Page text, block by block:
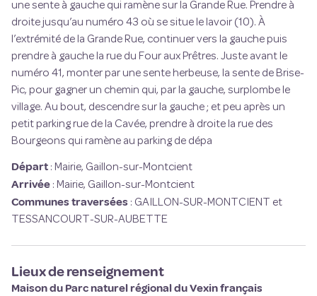
une sente à gauche qui ramène sur la Grande Rue. Prendre à
droite jusqu’au numéro 43 où se situe le lavoir (10). À
l’extrémité de la Grande Rue, continuer vers la gauche puis
prendre à gauche la rue du Four aux Prêtres. Juste avant le
numéro 41, monter par une sente herbeuse, la sente de Brise-
Pic, pour gagner un chemin qui, par la gauche, surplombe le
village. Au bout, descendre sur la gauche ; et peu après un
petit parking rue de la Cavée, prendre à droite la rue des
Bourgeons qui ramène au parking de dépa
Départ : Mairie, Gaillon-sur-Montcient
Arrivée : Mairie, Gaillon-sur-Montcient
Communes traversées : GAILLON-SUR-MONTCIENT et
TESSANCOURT-SUR-AUBETTE
Lieux de renseignement
Maison du Parc naturel régional du Vexin français